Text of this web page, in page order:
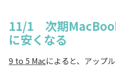
11/1 次期
に安くなる
9 to 5 Macによると、アップ